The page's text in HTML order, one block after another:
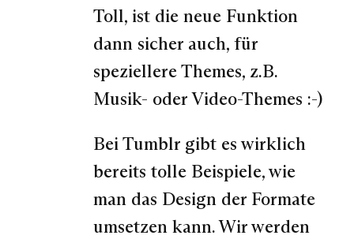
Toll, ist die neue Funktion
dann sicher auch, für
speziellere Themes, z.B.
Musik- oder Video-Themes :-)
Bei Tumblr gibt es wirklich
bereits tolle Beispiele, wie
man das Design der Formate
umsetzen kann. Wir werden